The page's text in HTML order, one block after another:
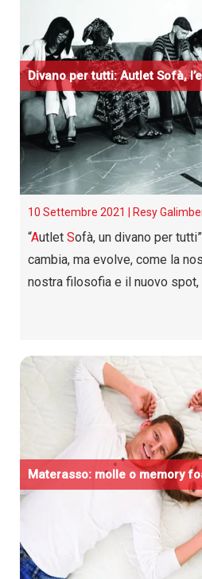
Divano per tutti:Autlet Sofà,
10 Settembre 2021 | Resy
“Autlet Sofà, un divano per
cambia, ma evolve, come la
nostra filosofia e il nuovo
Materasso: molle o memory